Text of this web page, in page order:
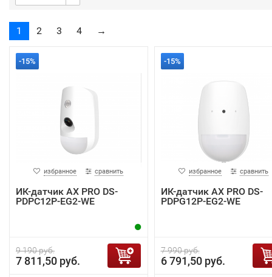
1 2 3 4 →
-15%
избранное сравнить
ИК-датчик AX PRO DS-
PDPC12P-EG2-WE
9 190 руб.
7 811,50 руб.
-15%
избранное сравнить
ИК-датчик AX PRO DS-
PDPG12P-EG2-WE
7 990 руб.
6 791,50 руб.